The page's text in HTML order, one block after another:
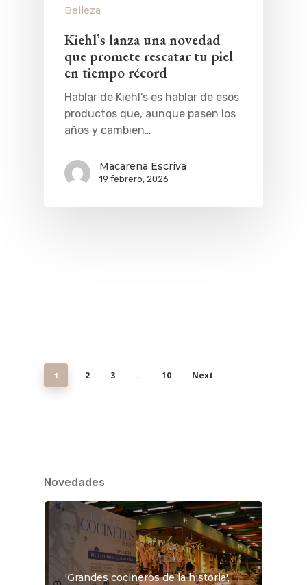
Belleza
Kiehl’s lanza una novedad
que promete rescatar tu piel
en tiempo récord
Hablar de Kiehl’s es hablar de esos
productos que, aunque pasen los
años y cambien…
Macarena Escriva
19 febrero, 2026
1 2 3 … 10 Next
Novedades
'Grandes cocineros de la historia',